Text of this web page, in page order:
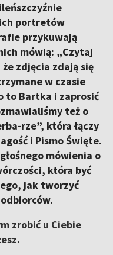
portretów
przykuwają
mówią: „Czytaj
zdjęcia zdają się
w czasie
to Bartka i zaprosić
też o
rze”, która łączy
i Pismo Święte.
mówienia o
która być
jak tworzyć
zrobić u Ciebie